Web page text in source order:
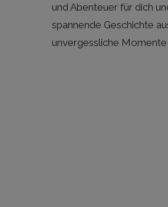
und Abenteuer für dich
spannende Geschichte
unvergessliche